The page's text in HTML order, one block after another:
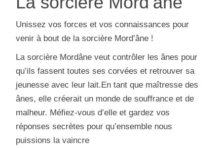
Unissez vos forces et vos connaissances pour
venir à bout de la sorcière Mord’âne !
La sorcière Mordâne veut contrôler les ânes pour
qu’ils fassent toutes ses corvées et retrouver sa
jeunesse avec leur lait.En tant que maîtresse des
ânes, elle créerait un monde de souffrance et de
malheur. Méfiez-vous d’elle et gardez vos
réponses secrètes pour qu’ensemble nous
puissions la vaincre